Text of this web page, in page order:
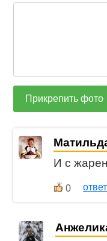
Прикрепить фото
И с
0